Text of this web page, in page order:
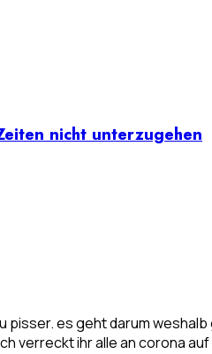
nicht unterzugehen
pisser. es geht darum
verreckt ihr alle an corona